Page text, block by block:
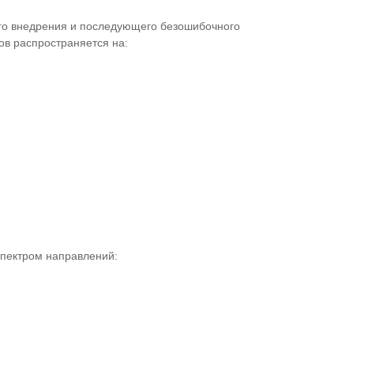
внедрения и последующего безошибочного
распространяется на:
направлений: